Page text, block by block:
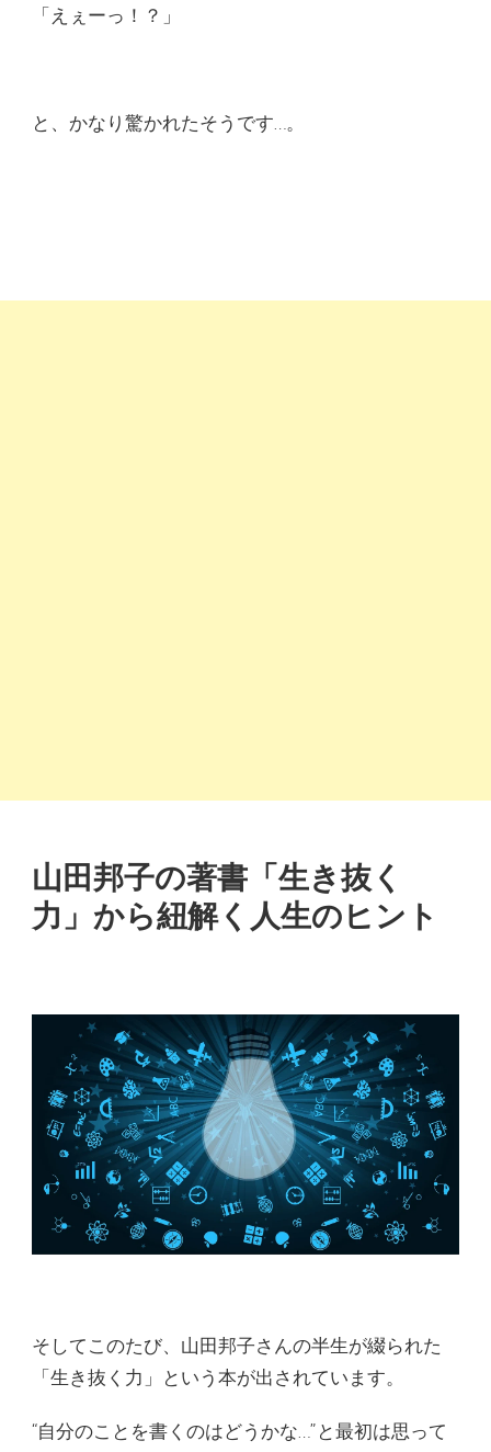
「えぇーっ！？」
と、かなり驚かれたそうです…。
山田邦子の著書「生き抜く
力」から紐解く人生のヒント
そしてこのたび、山田邦子さんの半生が綴られた
「生き抜く力」という本が出されています。
“自分のことを書くのはどうかな…”と最初は思って